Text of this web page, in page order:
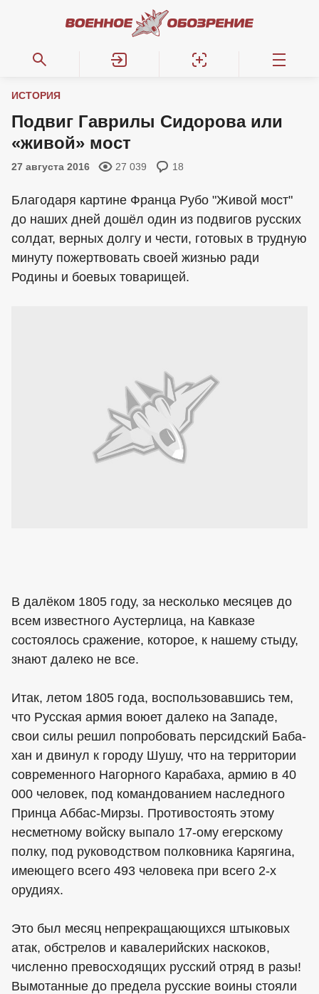
ИСТОРИЯ
Подвиг Гаврилы Сидорова или
«живой» мост
27 августа 2016 27 039 18
Благодаря картине Франца Рубо "Живой мост"
до наших дней дошёл один из подвигов русских
солдат, верных долгу и чести, готовых в трудную
минуту пожертвовать своей жизнью ради
Родины и боевых товарищей.
В далёком 1805 году, за несколько месяцев до
всем известного Аустерлица, на Кавказе
состоялось сражение, которое, к нашему стыду,
знают далеко не все.
Итак, летом 1805 года, воспользовавшись тем,
что Русская армия воюет далеко на Западе,
свои силы решил попробовать персидский Баба-
хан и двинул к городу Шушу, что на территории
современного Нагорного Карабаха, армию в 40
000 человек, под командованием наследного
Принца Аббас-Мирзы. Противостоять этому
несметному войску выпало 17-ому егерскому
полку, под руководством полковника Карягина,
имеющего всего 493 человека при всего 2-х
орудиях.
Это был месяц непрекращающихся штыковых
атак, обстрелов и кавалерийских наскоков,
численно превосходящих русский отряд в разы!
Вымотанные до предела русские воины стояли